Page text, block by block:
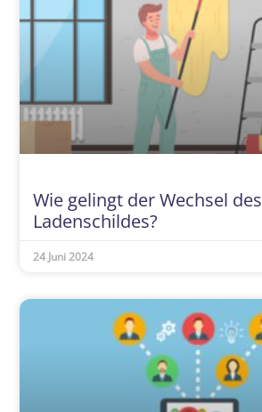
Wie gelingt der Wechsel des
Ladenschildes?
24 Juni 2024